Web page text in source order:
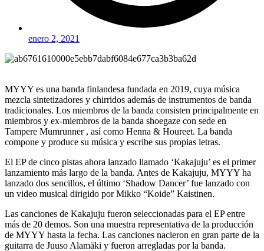
enero 2, 2021
MYYY es una banda finlandesa fundada en 2019, cuya música
mezcla sintetizadores y chirridos además de instrumentos de banda
tradicionales. Los miembros de la banda consisten principalmente en
miembros y ex-miembros de la banda shoegaze con sede en
Tampere Mumrunner , así como Henna & Houreet. La banda
compone y produce su música y escribe sus propias letras.
El EP de cinco pistas ahora lanzado llamado ‘Kakajuju’ es el primer
lanzamiento más largo de la banda. Antes de Kakajuju, MYYY ha
lanzado dos sencillos, el último ‘Shadow Dancer’ fue lanzado con
un video musical dirigido por Mikko “Koide” Kaistinen.
Las canciones de Kakajuju fueron seleccionadas para el EP entre
más de 20 demos. Son una muestra representativa de la producción
de MYYY hasta la fecha. Las canciones nacieron en gran parte de la
guitarra de Juuso Alamäki y fueron arregladas por la banda.